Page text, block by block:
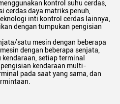
kontrol suhu cerdas,
cerdas daya matriks penuh,
inti kontrol cerdas lainnya,
dengan tumpukan pengisian
satu mesin dengan beberapa
dengan beberapa senjata,
setiap terminal
kendaraan multi-
pada saat yang sama, dan